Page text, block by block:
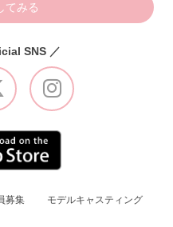
てみる
SNS ／
募集 モデルキャスティング